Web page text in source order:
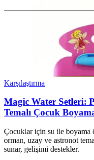
Karşılaştırma
Magic Water Setleri:
Temalı Çocuk
Çocuklar için su ile
orman, uzay ve astronot
sunar, gelişimi destekler.